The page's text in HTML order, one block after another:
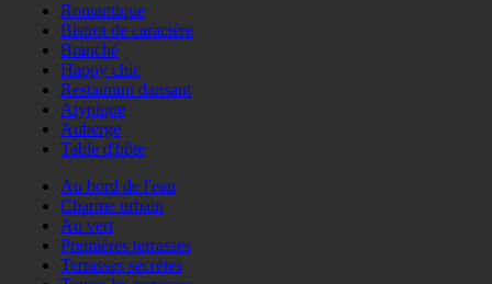
Romantique
Bistrot de caractère
Branché
Happy chic
Restaurant dansant
Atypique
Auberge
Table d'hôte
Au bord de l'eau
Charme urbain
Au vert
Premières terrasses
Terrasses secrètes